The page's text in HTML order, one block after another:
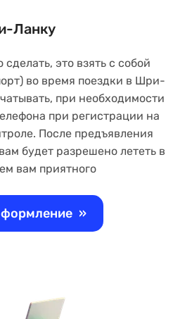
Ланку
это взять с собой
во время поездки в Шри-
при необходимости
при регистрации на
После предъявления
будет разрешено лететь в
вам приятного
»